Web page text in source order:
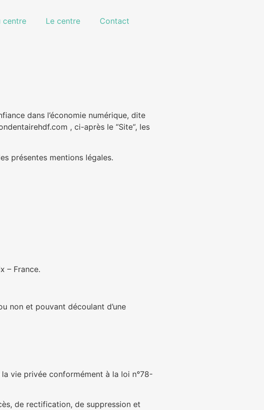
centre Le centre Contact
dans l’économie numérique, dite
, ci-après le “Site“, les
présentes mentions légales.
– France.
non et pouvant découlant d’une
vie privée conformément à la loi n°78-
de rectification, de suppression et